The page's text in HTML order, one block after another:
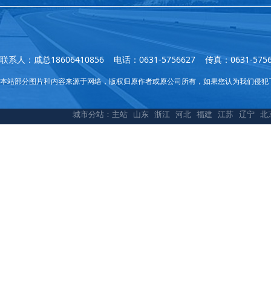
联系人：戚总18606410856 电话：0631-5756627 传真：0631-
本站部分图片和内容来源于网络，版权归原作者或原公司所有，如果您认为我们侵
城市分站： 主站 山东 浙江 河北 福建 江苏 辽宁 北